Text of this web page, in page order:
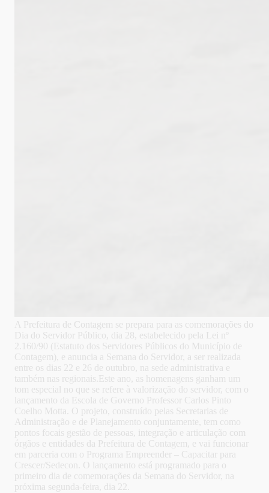
A Prefeitura de Contagem se prepara para as comemorações do
Dia do Servidor Público, dia 28, estabelecido pela Lei nº
2.160/90 (Estatuto dos Servidores Públicos do Município de
Contagem), e anuncia a Semana do Servidor, a ser realizada
entre os dias 22 e 26 de outubro, na sede administrativa e
também nas regionais.
Este ano, as homenagens ganham um
tom especial no que se refere à valorização do servidor, com o
lançamento da Escola de Governo Professor Carlos Pinto
Coelho Motta. O projeto, construído pelas Secretarias de
Administração e de Planejamento conjuntamente, tem como
pontos focais gestão de pessoas, integração e articulação com
órgãos e entidades da Prefeitura de Contagem, e vai funcionar
em parceria com o Programa Empreender – Capacitar para
Crescer/Sedecon. O lançamento está programado para o
primeiro dia de comemorações da Semana do Servidor, na
próxima segunda-feira, dia 22.